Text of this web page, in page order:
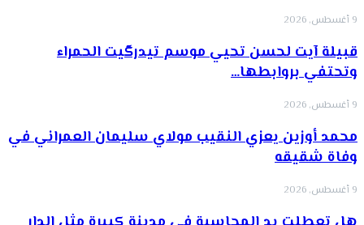
9 أغسطس, 2026
قبيلة آيت لحسن تحيي موسم تيدرگيت الحمراء
وتحتفي بروابطها…
9 أغسطس, 2026
محمد أوزين يعزي النقيب مولاي سليمان العمراني في
وفاة شقيقه
9 أغسطس, 2026